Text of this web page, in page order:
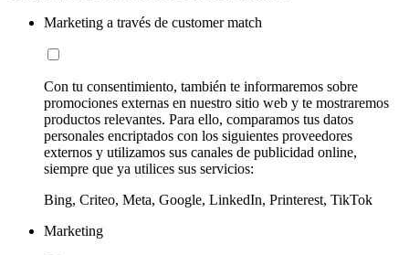
Marketing a través de customer match
Con tu consentimiento, también te informaremos sobre
promociones externas en nuestro sitio web y te mostraremos
productos relevantes. Para ello, comparamos tus datos
personales encriptados con los siguientes proveedores
externos y utilizamos sus canales de publicidad online,
siempre que ya utilices sus servicios:
Bing, Criteo, Meta, Google, LinkedIn, Printerest, TikTok
Marketing